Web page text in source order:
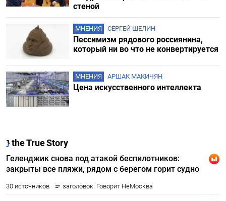
стеной
МНЕНИЯ СЕРГЕЙ ШЕЛИН
Пессимизм рядового россиянина,
который ни во что не конвертируется
МНЕНИЯ АРШАК МАКИЧЯН
Цена искусственного интеллекта